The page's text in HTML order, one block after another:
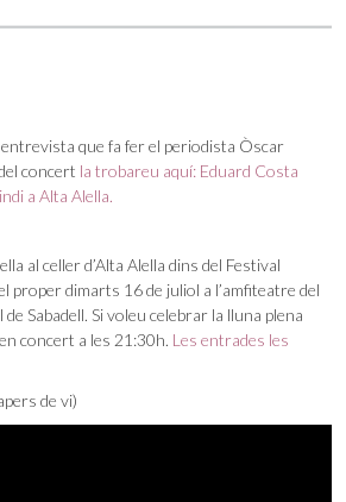
entrevista que fa fer el periodista Òscar
concert la trobareu aquí: Eduard Costa
a Alta Alella.
al celler d’Alta Alella dins del Festival
proper dimarts 16 de juliol a l’amfiteatre del
de Sabadell. Si voleu celebrar la lluna plena
concert a les 21:30h. Les entrades les
de vi)